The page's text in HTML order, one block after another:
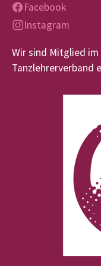
Facebook
Instagram
Wir sind Mitglied
Tanzlehrerverband